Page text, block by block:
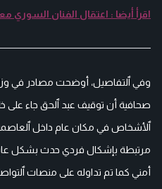
اقرأ أيضا : اعتقال الفنان
وفي ٱلتفاصيل، أوضحت مصادر في
صحافية أن توقيف عبد ٱلحق جاء على
ٱلأشخاص في مكان عام داخل
مرتبطة بإشكال فردي حدث بشكل
أمني كما تم تداوله على منصات